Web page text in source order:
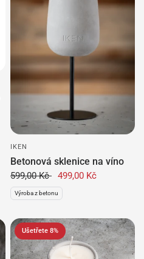
IKEN
Betonová sklenice na víno
599,00 Kč 499,00 Kč
Výroba z betonu
Ušetřete 8%